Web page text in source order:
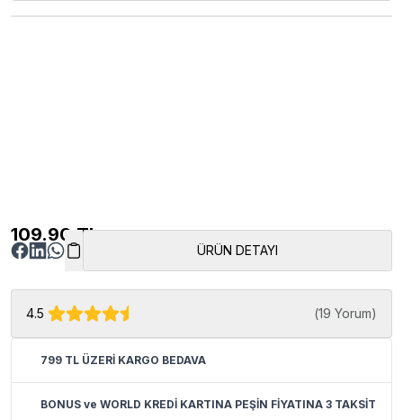
109.90 TL
ÜRÜN DETAYI
4.5 (19 Yorum)
799 TL ÜZERİ KARGO BEDAVA
BONUS ve WORLD KREDİ KARTINA PEŞİN FİYATINA 3 TAKSİT